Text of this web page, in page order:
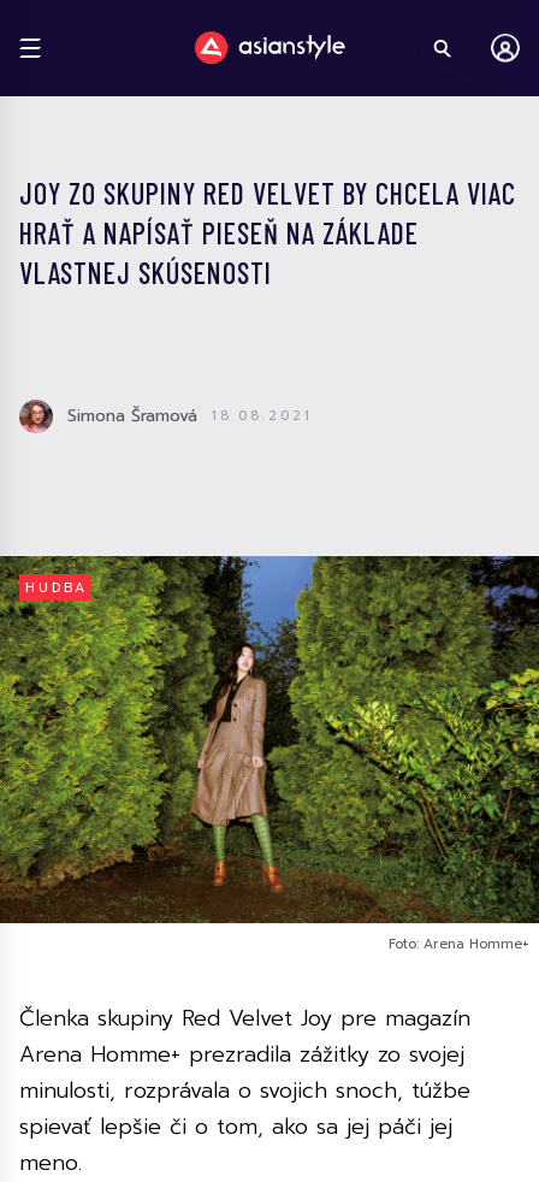
JOY ZO SKUPINY RED VELVET BY CHCELA VIAC
HRAŤ A NAPÍSAŤ PIESEŇ NA ZÁKLADE
VLASTNEJ SKÚSENOSTI
Simona Šramová 18.08.2021
HUDBA
Foto: Arena Homme+
Členka skupiny Red Velvet Joy pre magazín
Arena Homme+ prezradila zážitky zo svojej
minulosti, rozprávala o svojich snoch, túžbe
spievať lepšie či o tom, ako sa jej páči jej
meno.